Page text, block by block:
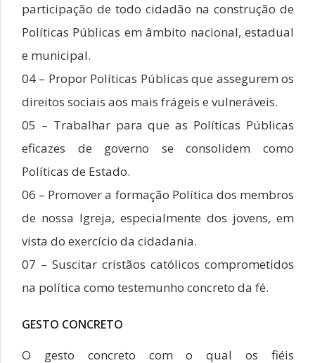
participação de todo cidadão na construção de
Políticas Públicas em âmbito nacional, estadual
e municipal.
04 – Propor Políticas Públicas que assegurem os
direitos sociais aos mais frágeis e vulneráveis.
05 – Trabalhar para que as Políticas Públicas
eficazes de governo se consolidem como
Políticas de Estado.
06 – Promover a formação Política dos membros
de nossa Igreja, especialmente dos jovens, em
vista do exercício da cidadania.
07 – Suscitar cristãos católicos comprometidos
na política como testemunho concreto da fé.
GESTO CONCRETO
O gesto concreto com o qual os fiéis